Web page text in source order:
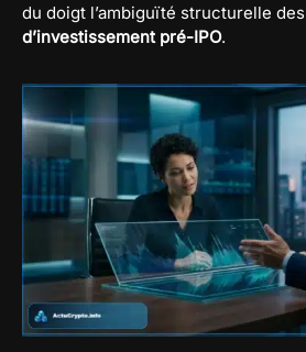
du doigt l’ambiguïté structurelle des
d’investissement pré-IPO.